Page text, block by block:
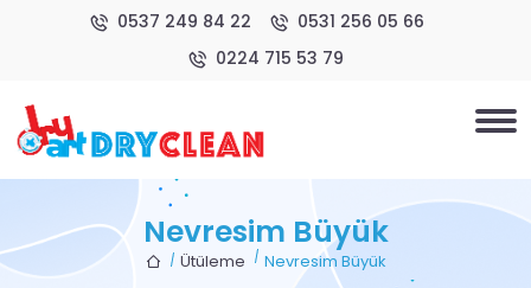
0537 249 84 22
0531 256 05 66
0224 715 53 79
Nevresim Büyük
Ütüleme Nevresim Büyük